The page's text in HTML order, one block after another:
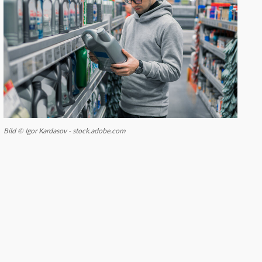
Bild © Igor Kardasov - stock.adobe.com